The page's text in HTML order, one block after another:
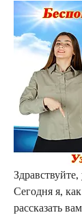
Сегодня я,
рассказать